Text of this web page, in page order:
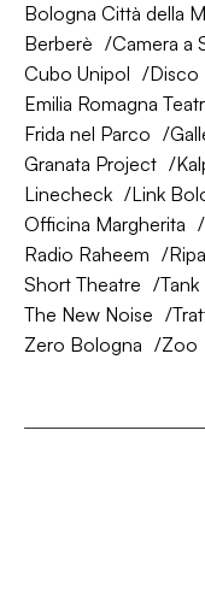
Bologna Città della
Berberè
Camera a
Cubo Unipol
Disco
Emilia Romagna
Frida nel Parco
Granata Project
Linecheck
Link
Officina Margherita
Radio Raheem
Short Theatre
The New Noise
Zero Bologna
Zoo